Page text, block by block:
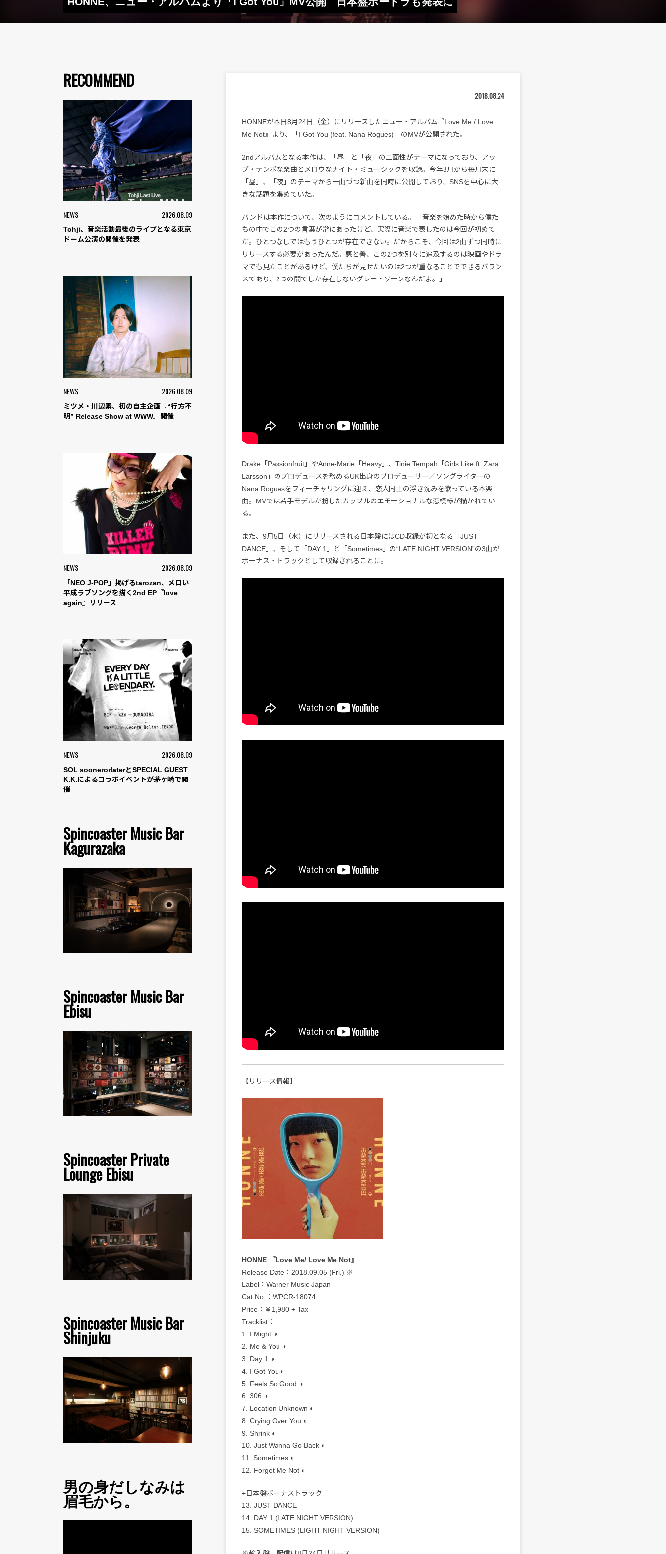
RECOMMEND
NEWS 2026.08.09
Tohji、音楽活動最後のライブとなる東京
ドーム公演の開催を発表
NEWS 2026.08.09
ミツメ・川辺素、初の自主企画『“行方不
明” Release Show at WWW』開催
NEWS 2026.08.09
「NEO J-POP」掲げるtarozan、メロい
平成ラブソングを描く2nd EP『love
again』リリース
NEWS 2026.08.09
SOL soonerorlaterとSPECIAL GUEST
K.K.によるコラボイベントが茅ヶ崎で開
催
Spincoaster Music Bar
Kagurazaka
Spincoaster Music Bar
Ebisu
Spincoaster Private
Lounge Ebisu
Spincoaster Music Bar
Shinjuku
男の身だしなみは
眉毛から。
2018.08.24
HONNEが本日8月24日（金）にリリースしたニュー・アルバム『Love Me / Love
Me Not』より、「I Got You (feat. Nana Rogues)」のMVが公開された。
2ndアルバムとなる本作は、「昼」と「夜」の二面性がテーマになっており、アッ
プ・テンポな楽曲とメロウなナイト・ミュージックを収録。今年3月から毎月末に
「昼」、「夜」のテーマから一曲づつ新曲を同時に公開しており、SNSを中心に大
きな話題を集めていた。
バンドは本作について、次のようにコメントしている。「音楽を始めた時から僕た
ちの中でこの2つの言葉が常にあったけど、実際に音楽で表したのは今回が初めて
だ。ひとつなしではもうひとつが存在できない。だからこそ、今回は2曲ずつ同時に
リリースする必要があったんだ。悪と善、この2つを別々に追及するのは映画やドラ
マでも見たことがあるけど、僕たちが見せたいのは2つが重なることでできるバラン
スであり、2つの間でしか存在しないグレー・ゾーンなんだよ。」
Drake「Passionfruit」やAnne-Marie「Heavy」、Tinie Tempah「Girls Like ft. Zara
Larsson」のプロデュースを務めるUK出身のプロデューサー／ソングライターの
Nana Roguesをフィーチャリングに迎え、恋人同士の浮き沈みを歌っている本楽
曲。MVでは若手モデルが扮したカップルのエモーショナルな恋模様が描かれてい
る。
また、9月5日（水）にリリースされる日本盤にはCD収録が初となる「JUST
DANCE」、そして「DAY 1」と「Sometimes」の“LATE NIGHT VERSION”の3曲が
ボーナス・トラックとして収録されることに。
【リリース情報】
HONNE 『Love Me/ Love Me Not』
Release Date：2018.09.05 (Fri.) ※
Label：Warner Music Japan
Cat.No.：WPCR-18074
Price：￥1,980 + Tax
Tracklist：
1. I Might ◑
2. Me & You ◑
3. Day 1 ◑
4. I Got You◑
5. Feels So Good ◑
6. 306 ◑
7. Location Unknown ◐
8. Crying Over You ◐
9. Shrink ◐
10. Just Wanna Go Back ◐
11. Sometimes ◐
12. Forget Me Not ◐
+日本盤ボーナストラック
13. JUST DANCE
14. DAY 1 (LATE NIGHT VERSION)
15. SOMETIMES (LIGHT NIGHT VERSION)